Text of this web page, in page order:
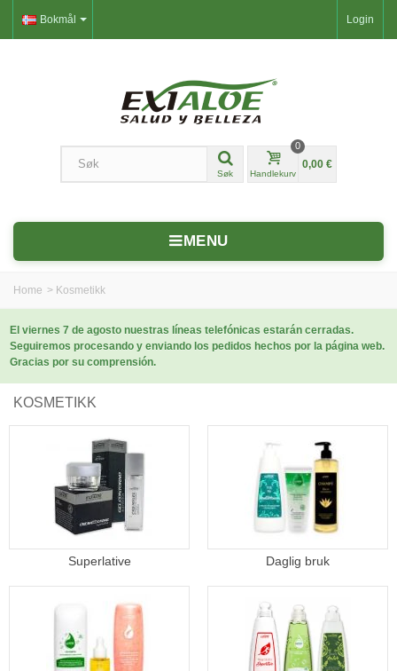
Login
Bokmål
Søk Handlekurv
0
0,00 €
MENU
Home > Kosmetikk
El viernes 7 de agosto nuestras líneas telefónicas estarán cerradas.
Seguiremos procesando y enviando los pedidos hechos por la página web.
Gracias por su comprensión.
KOSMETIKK
Superlative Daglig bruk